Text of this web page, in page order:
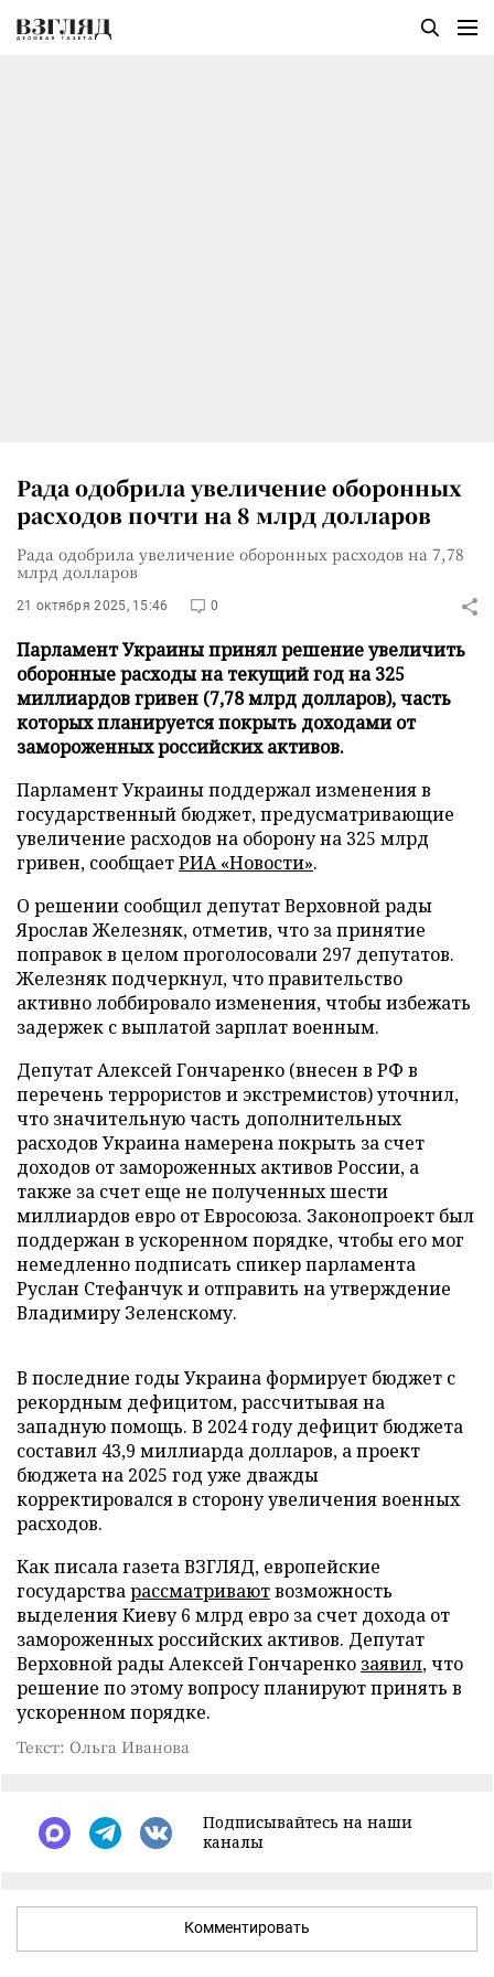
Рада одобрила увеличение оборонных
расходов почти на 8 млрд долларов
Рада одобрила увеличение оборонных расходов на 7,78
млрд долларов
21 октября 2025, 15:46 0
Парламент Украины принял решение увеличить
оборонные расходы на текущий год на 325
миллиардов гривен (7,78 млрд долларов), часть
которых планируется покрыть доходами от
замороженных российских активов.
Парламент Украины поддержал изменения в
государственный бюджет, предусматривающие
увеличение расходов на оборону на 325 млрд
гривен, сообщаетРИА «Новости».
О решении сообщил депутат Верховной рады
Ярослав Железняк, отметив, что за принятие
поправок в целом проголосовали 297 депутатов.
Железняк подчеркнул, что правительство
активно лоббировало изменения, чтобы избежать
задержек с выплатой зарплат военным.
Депутат Алексей Гончаренко (внесен в РФ в
перечень террористов и экстремистов) уточнил,
что значительную часть дополнительных
расходов Украина намерена покрыть за счет
доходов от замороженных активов России, а
также за счет еще не полученных шести
миллиардов евро от Евросоюза. Законопроект был
поддержан в ускоренном порядке, чтобы его мог
немедленно подписать спикер парламента
Руслан Стефанчук и отправить на утверждение
Владимиру Зеленскому.
В последние годы Украина формирует бюджет с
рекордным дефицитом, рассчитывая на
западную помощь. В 2024 году дефицит бюджета
составил 43,9 миллиарда долларов, а проект
бюджета на 2025 год уже дважды
корректировался в сторону увеличения военных
расходов.
Как писала газета ВЗГЛЯД, европейские
государстварассматриваютвозможность
выделения Киеву 6 млрд евро за счет дохода от
замороженных российских активов. Депутат
Верховной рады Алексей Гончаренко заявил, что
решение по этому вопросу планируют принять в
ускоренном порядке.
Текст: Ольга Иванова
Подписывайтесь на наши
каналы
Комментировать